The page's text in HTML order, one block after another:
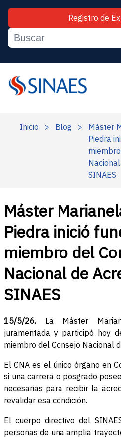
Registro de
Inicio > Blog >
Máster
Piedra
SINAES
Máster
Piedra inició
miembro del
Nacional de
SINAES
15/5/26. La Máster
juramentada y participó hoy
miembro del Consejo Nacional
El CNA es el único órgano en
si una carrera o posgrado
necesarias para recibir la
revalidar esa condición.
El cuerpo directivo del
personas de una amplia